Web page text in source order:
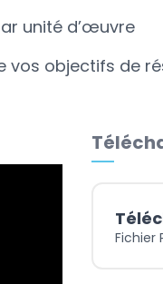
unité d’œuvre
vos objectifs de
Fichier